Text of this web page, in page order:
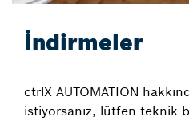
İndirmeler
ctrlX AUTOMATION
istiyorsanız, lütfen teknik